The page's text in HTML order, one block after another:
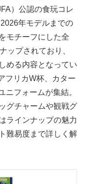
）公認の食玩コレ
年モデルまでの
モチーフにした全
ップされており、
める内容となってい
フリカW杯、カター
ニフォームが集結。
グチャームや観戦グ
ラインナップの魅力
難易度まで詳しく解